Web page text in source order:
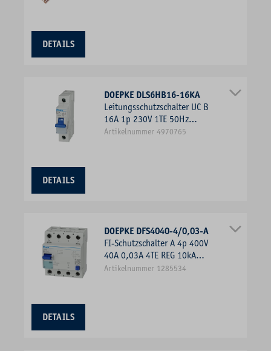
DETAILS
DOEPKE DLS6HB16-16KA
Leitungsschutzschalter UC B
16A 1p 230V 1TE 50Hz
Zusatzeinrichtungen möglich
Artikelnummer 4970765
DETAILS
DOEPKE DFS4040-4/0,03-A
FI-Schutzschalter A 4p 400V
40A 0,03A 4TE REG 10kA
0,25kA/stoß
Artikelnummer 1285534
DETAILS